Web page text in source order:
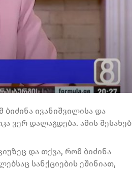
ივანიშვილისა და
ვერ დალაგდება. ამის შესახებ
და თქვა, რომ ბიძინა
სანქციების ეშინიათ,